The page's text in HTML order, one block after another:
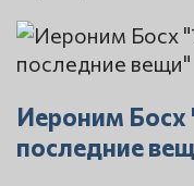
Иероним Босх
последние